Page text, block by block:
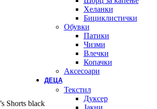
Хеланки
Бициклистички
Обувки
Патики
Чизми
Влечки
Копачки
Аксесоари
ДЕЦА
Текстил
Дуксер
Јакни
Shorts black